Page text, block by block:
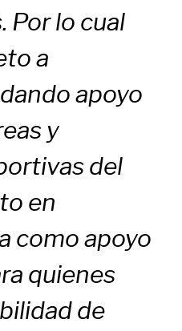
Por lo cual
a
apoyo
y
del
en
como apoyo
quienes
de